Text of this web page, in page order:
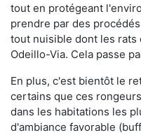
tout en protégeant
prendre par des
tout nuisible dont les
Odeillo-Via. Cela passe
En plus, c'est bientôt le
certains que ces
dans les habitations les
d'ambiance favorable